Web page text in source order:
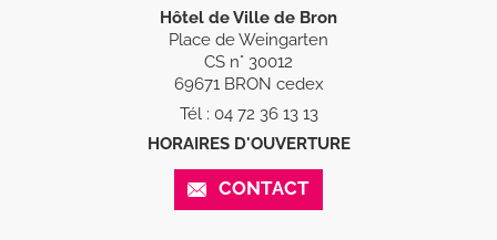
Hôtel de Ville de Bron
Place de Weingarten
CS n° 30012
69671 BRON cedex
Tél : 04 72 36 13 13
HORAIRES D'OUVERTURE
CONTACT